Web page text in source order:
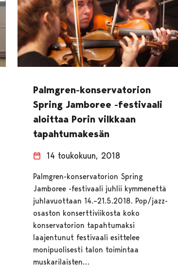
Palmgren-konservatorion
Spring Jamboree -festivaali
aloittaa Porin vilkkaan
tapahtumakesän
14 toukokuun, 2018
Palmgren-konservatorion Spring
Jamboree -festivaali juhlii kymmenettä
juhlavuottaan 14.–21.5.2018. Pop/jazz-
osaston konserttiviikosta koko
konservatorion tapahtumaksi
laajentunut festivaali esittelee
monipuolisesti talon toimintaa
muskarilaisten…